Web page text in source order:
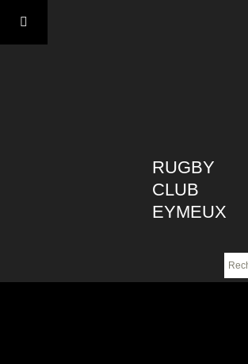
RUGBY
CLUB
EYMEUX
contenu